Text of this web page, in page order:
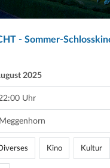
- Sommer-
2025
Uhr
Kino Kultur